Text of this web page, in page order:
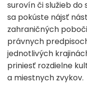
surovín či služieb
sa pokúste nájsť
zahraničných
právnych
jednotlivých
priniesť rozdielne
a miestnych zvykov.